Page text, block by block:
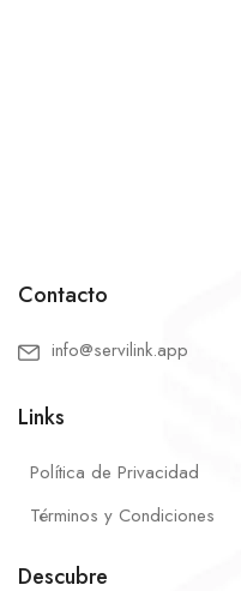
Contacto
info@servilink.app
Links
Política de Privacidad
Términos y Condiciones
Descubre